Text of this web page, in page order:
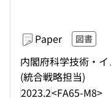
Paper 図書
内閣府科学技術・
(統合戦略担当)
2023.2<FA65-M8>